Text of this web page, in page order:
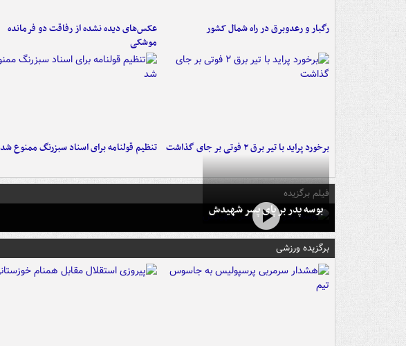
رگبار و رعدوبرق در راه شمال کشور
عکس‌های دیده نشده از رفاقت دو فرمانده‌
موشکی
برخورد پراید با تیر برق ۲ فوتی بر جای گذاشت تنظیم قولنامه برای اسناد سبزرنگ ممنوع شد
فیلم برگزیده
بوسه‌ پدر بر پای پسر شهیدش
برگزیده ورزشی